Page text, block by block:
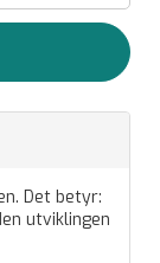
Det betyr:
utviklingen